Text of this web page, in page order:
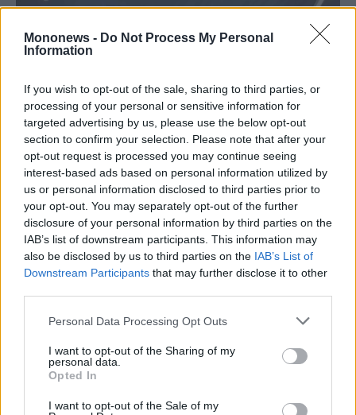
Mononews - Do Not Process My Personal
Information
If you wish to opt-out of the sale, sharing to third parties, or
processing of your personal or sensitive information for
targeted advertising by us, please use the below opt-out
section to confirm your selection. Please note that after your
opt-out request is processed you may continue seeing
interest-based ads based on personal information utilized by
us or personal information disclosed to third parties prior to
your opt-out. You may separately opt-out of the further
disclosure of your personal information by third parties on the
IAB’s list of downstream participants. This information may
also be disclosed by us to third parties on the IAB’s List of
Downstream Participants that may further disclose it to other
Personal Data Processing Opt Outs
I want to opt-out of the Sharing of my
personal data.
Opted In
I want to opt-out of the Sale of my